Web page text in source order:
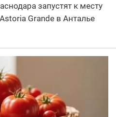
запустят к месту
Grande в Анталье